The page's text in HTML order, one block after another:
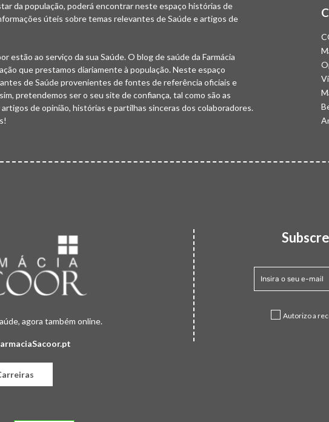
da população, poderá encontrar neste espaço histórias de
úteis sobre temas relevantes de Saúde e artigos de
estão ao serviço da sua Saúde. O blog de saúde da Farmácia
que prestamos diariamente à população. Neste espaço
de Saúde provenientes de fontes de referência oficiais e
pretendemos ser o seu site de confiança, tal como são as
de opinião, histórias e partilhas sinceras dos colaboradores.
agora também online. Autorizo a